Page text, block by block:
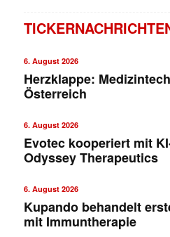
6. August 2026
Herzklappe:
Österreich
6. August 2026
Evotec kooperiert mit
Odyssey Therapeutics
6. August 2026
Kupando behandelt
mit Immuntherapie